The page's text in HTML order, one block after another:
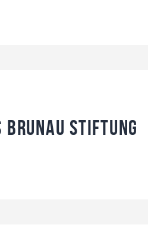
Brunau Stiftung